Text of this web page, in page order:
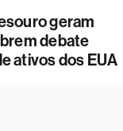
geram
debate
ativos dos EUA